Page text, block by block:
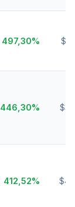
497,30%
446,30%
412,52%